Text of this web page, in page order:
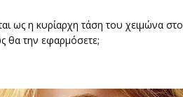
ως η κυρίαρχη τάση του χειμώνα στο
θα την εφαρμόσετε;